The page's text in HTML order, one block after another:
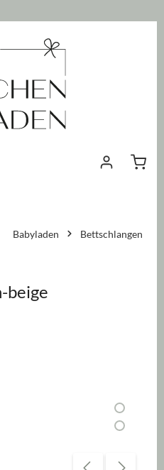
Babyladen Bettschlangen
0 von 5 Sternen
beige